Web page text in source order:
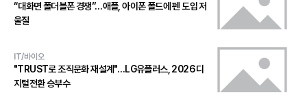
“대화면 폴더블폰 경쟁”…애플, 아이폰 폴드에 펜 도입 저
울질
IT/바이오
"TRUST로 조직문화 재설계"…LG유플러스, 2026 디
지털전환 승부수